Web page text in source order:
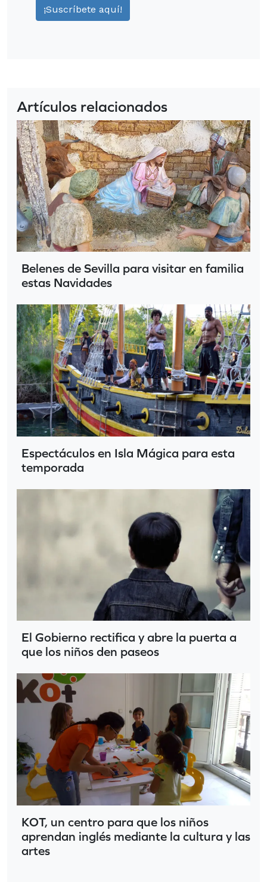
Artículos relacionados
Belenes de Sevilla para visitar en familia
estas Navidades
Espectáculos en Isla Mágica para esta
temporada
El Gobierno rectifica y abre la puerta a
que los niños den paseos
KOT, un centro para que los niños
aprendan inglés mediante la cultura y las
artes